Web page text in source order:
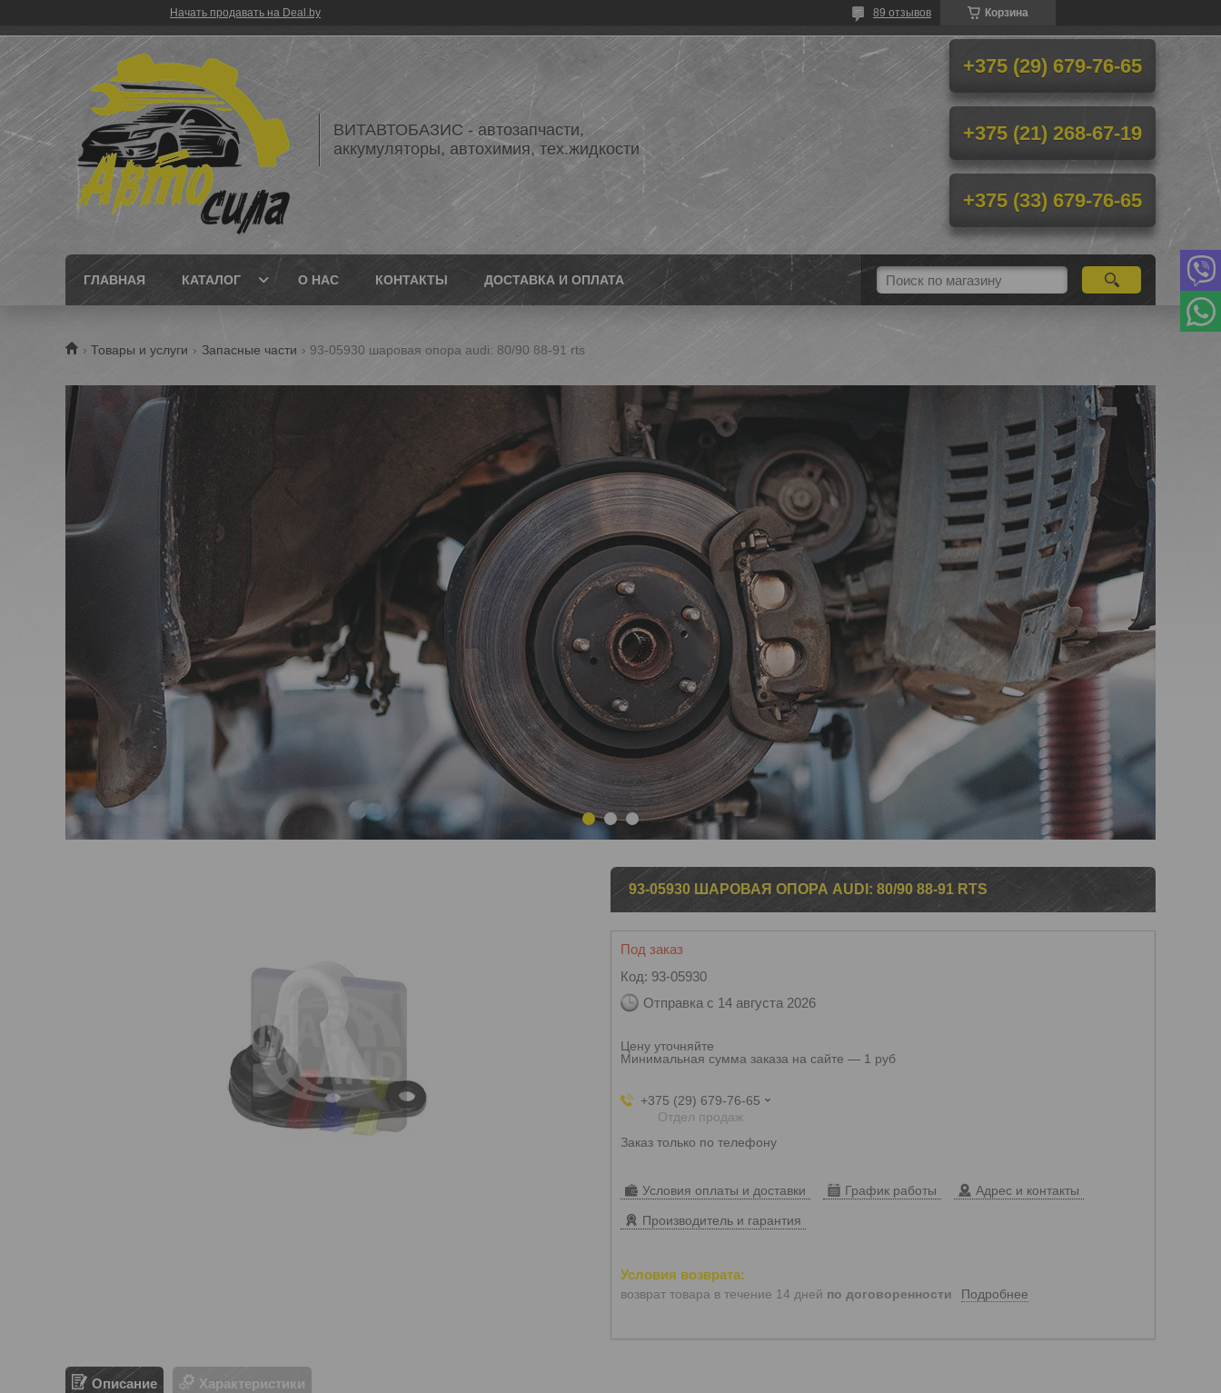
Начать продавать на Deal.by Корзина
89 отзывов
ВИТАВТОБАЗИС - автозапчасти,
аккумуляторы, автохимия, тех.жидкости
+375 (29) 679-76-65
+375 (21) 268-67-19
+375 (33) 679-76-65
ГЛАВНАЯ КАТАЛОГ О НАС КОНТАКТЫ ДОСТАВКА И ОПЛАТА
Товары и услуги Запасные части 93-05930 шаровая опора audi: 80/90 88-91 rts
93-05930 ШАРОВАЯ ОПОРА AUDI: 80/90 88-91 RTS
Под заказ
Код: 93-05930
Отправка с 14 августа 2026
Цену уточняйте
Минимальная сумма заказа на сайте — 1 руб
+375 (29) 679-76-65
Отдел продаж
Заказ только по телефону
Условия оплаты и доставки График работы Адрес и контакты
Производитель и гарантия
возврат товара в течение 14 дней по договоренности Подробнее
Описание Характеристики